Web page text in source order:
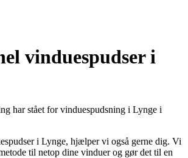
vinduespudser i
har stået for vinduespudsning i Lynge i
i Lynge, hjælper vi også gerne dig. Vi
til netop dine vinduer og gør det til en